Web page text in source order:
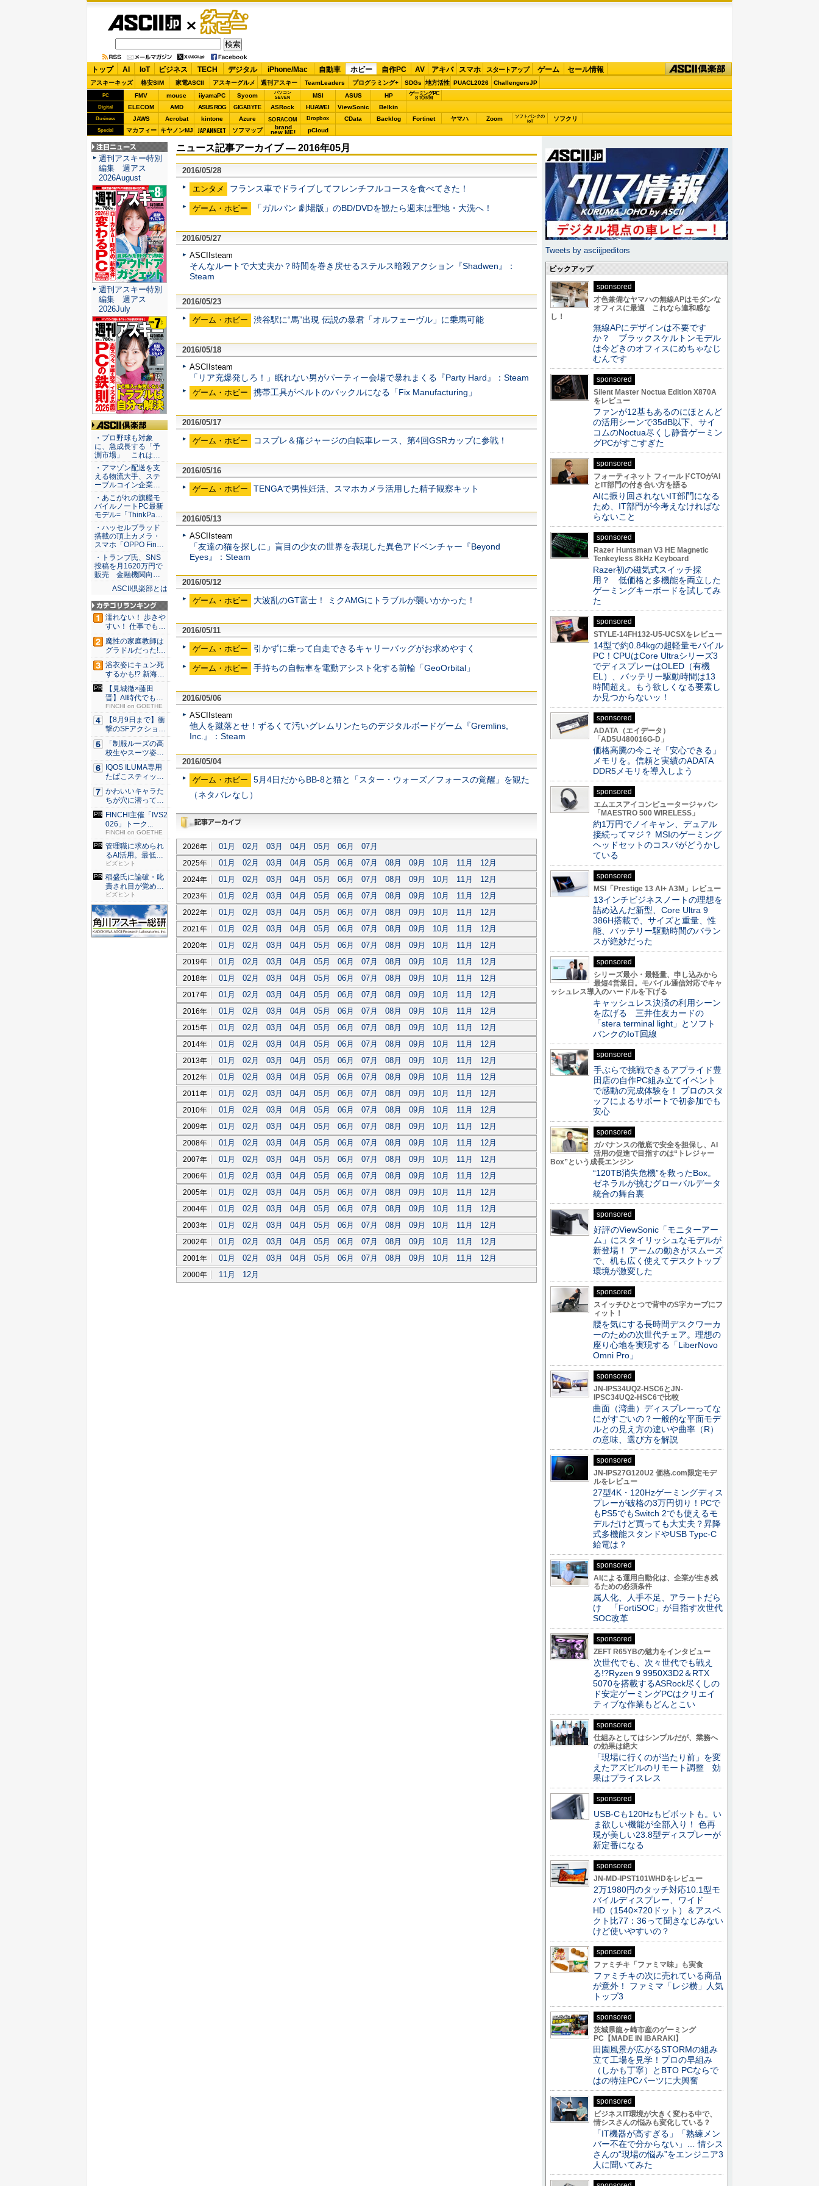
ゲーム・
ホビー
トップ AI IoT ビジネス TECH デジタル iPhone/Mac 自動車 ホビー 自作PC AV アキバ スマホ スタートアップ ゲーム セール情報
アスキーキッズ 格安SIM 家電ASCII アスキーグルメ 週刊アスキー TeamLeaders プログラミング+ SDGs 地方活性 PUACL2026 ChallengersJP
PC FMV mouse iiyamaPC Sycom
パソコン
SEVEN
MSI ASUS HP ゲーミングPC
STORM
Digital ELECOM AMD ASUS ROG GIGABYTE ASRock HUAWEI ViewSonic Belkin
Business JAWS Acrobat kintone Azure SORACOM Dropbox CData Backlog Fortinet ヤマハ Zoom
ソフトバンクの
IoT
ソフクリ
Special マカフィー キヤノンMJ JAPANNEXT ソフマップ brand
new ME! pCloud
ニュース記事アーカイブ ― 2016年05月
2016/05/28
エンタメ
フランス車でドライブしてフレンチフルコースを食べてきた！
ゲーム・ホビー 「ガルパン 劇場版」のBD/DVDを観たら週末は聖地・大洗へ！
2016/05/27
ASCIIsteam
そんなルートで大丈夫か？時間を巻き戻せるステルス暗殺アクション『Shadwen』：
Steam
2016/05/23
ゲーム・ホビー
渋谷駅に“馬”出現 伝説の暴君「オルフェーヴル」に乗馬可能
2016/05/18
ASCIIsteam
「リア充爆発しろ！」眠れない男がパーティー会場で暴れまくる『Party Hard』：Steam
ゲーム・ホビー 携帯工具がベルトのバックルになる「Fix Manufacturing」
2016/05/17
ゲーム・ホビー
コスプレ＆痛ジャージの自転車レース、第4回GSRカップに参戦！
2016/05/16
ゲーム・ホビー
TENGAで男性妊活、スマホカメラ活用した精子観察キット
2016/05/13
ASCIIsteam
「友達の猫を探しに」盲目の少女の世界を表現した異色アドベンチャー『Beyond
Eyes』：Steam
2016/05/12
ゲーム・ホビー
大波乱のGT富士！ ミクAMGにトラブルが襲いかかった！
2016/05/11
ゲーム・ホビー
引かずに乗って自走できるキャリーバッグがお求めやすく
ゲーム・ホビー 手持ちの自転車を電動アシスト化する前輪「GeoOrbital」
2016/05/06
ASCIIsteam
他人を蹴落とせ！ずるくて汚いグレムリンたちのデジタルボードゲーム『Gremlins,
Inc.』：Steam
2016/05/04
ゲーム・ホビー
5月4日だからBB-8と猫と「スター・ウォーズ／フォースの覚醒」を観た
（ネタバレなし）
過去記事アーカイブ
2026年
01月 02月 03月 04月 05月 06月 07月
2025年 01月 02月 03月 04月 05月 06月 07月 08月 09月 10月 11月 12月
2024年 01月 02月 03月 04月 05月 06月 07月 08月 09月 10月 11月 12月
2023年 01月 02月 03月 04月 05月 06月 07月 08月 09月 10月 11月 12月
2022年 01月 02月 03月 04月 05月 06月 07月 08月 09月 10月 11月 12月
2021年 01月 02月 03月 04月 05月 06月 07月 08月 09月 10月 11月 12月
2020年 01月 02月 03月 04月 05月 06月 07月 08月 09月 10月 11月 12月
2019年 01月 02月 03月 04月 05月 06月 07月 08月 09月 10月 11月 12月
2018年 01月 02月 03月 04月 05月 06月 07月 08月 09月 10月 11月 12月
2017年 01月 02月 03月 04月 05月 06月 07月 08月 09月 10月 11月 12月
2016年 01月 02月 03月 04月 05月 06月 07月 08月 09月 10月 11月 12月
2015年 01月 02月 03月 04月 05月 06月 07月 08月 09月 10月 11月 12月
2014年 01月 02月 03月 04月 05月 06月 07月 08月 09月 10月 11月 12月
2013年 01月 02月 03月 04月 05月 06月 07月 08月 09月 10月 11月 12月
2012年 01月 02月 03月 04月 05月 06月 07月 08月 09月 10月 11月 12月
2011年 01月 02月 03月 04月 05月 06月 07月 08月 09月 10月 11月 12月
2010年 01月 02月 03月 04月 05月 06月 07月 08月 09月 10月 11月 12月
2009年 01月 02月 03月 04月 05月 06月 07月 08月 09月 10月 11月 12月
2008年 01月 02月 03月 04月 05月 06月 07月 08月 09月 10月 11月 12月
2007年 01月 02月 03月 04月 05月 06月 07月 08月 09月 10月 11月 12月
2006年 01月 02月 03月 04月 05月 06月 07月 08月 09月 10月 11月 12月
2005年 01月 02月 03月 04月 05月 06月 07月 08月 09月 10月 11月 12月
2004年 01月 02月 03月 04月 05月 06月 07月 08月 09月 10月 11月 12月
2003年 01月 02月 03月 04月 05月 06月 07月 08月 09月 10月 11月 12月
2002年 01月 02月 03月 04月 05月 06月 07月 08月 09月 10月 11月 12月
2001年 01月 02月 03月 04月 05月 06月 07月 08月 09月 10月 11月 12月
2000年 11月 12月
注目ニュース
週刊アスキー特別
編集 週アス
2026August
週刊アスキー特別
編集 週アス
2026July
ASCII倶楽部
・プロ野球も対象
に、急成長する「予
測市場」 これは…
・アマゾン配送を支
える物流大手、ステ
ーブルコイン企業…
・あこがれの旗艦モ
バイルノートPC最新
モデル=「ThinkPa…
・ハッセルブラッド
搭載の頂上カメラ・
スマホ「OPPO Fin…
・トランプ氏、SNS
投稿を月1620万円で
販売 金融機関向…
ASCII倶楽部とは
濡れない！ 歩きや
すい！ 仕事でも履
ける...
魔性の家庭教師は
グラドルだった!?
村雨...
浴衣姿にキュン死
するかも!? 新海ま
きが...
【見城徹×藤田
晋】AI時代でも変
わらない...
FINCHI on GOETHE
【8月9日まで】衝
撃のSFアクション
『G...
「制服ルーズの高
校生やスーツ姿の
OLを演...
IQOS ILUMA専用
たばこスティッ
ク...
かわいいキャラた
ちが穴に潜ってひ
どい目に...
FINCHI主催「IVS2
026」トーク...
FINCHI on GOETHE
管理職に求められ
るAI活用。最低限
やるべ...
ビズヒント
稲盛氏に論破・叱
責され目が覚め
た。経営者...
ビズヒント
Tweets by asciijpeditors
ピックアップ
sponsored
才色兼備なヤマハの無線APはモダンな
オフィスに最適 これなら違和感な
し！
無線APにデザインは不要です
か？ ブラックスケルトンモデル
は今どきのオフィスにめちゃなじ
むんです
sponsored
Silent Master Noctua Edition X870A
をレビュー
ファンが12基もあるのにほとんど
の活用シーンで35dB以下、サイ
コムのNoctua尽くし静音ゲーミン
グPCがすごすぎた
sponsored
フォーティネット フィールドCTOがAI
とIT部門の付き合い方を語る
AIに振り回されないIT部門になる
ため、IT部門が今考えなければな
らないこと
sponsored
Razer Huntsman V3 HE Magnetic
Tenkeyless 8kHz Keyboard
Razer初の磁気式スイッチ採
用？ 低価格と多機能を両立した
ゲーミングキーボードを試してみ
た
sponsored
STYLE-14FH132-U5-UCSXをレビュー
14型で約0.84kgの超軽量モバイル
PC！CPUはCore Ultraシリーズ3
でディスプレーはOLED（有機
EL）、バッテリー駆動時間は13
時間超え。もう欲しくなる要素し
か見つからないッ！
sponsored
ADATA（エイデータ）
「AD5U480016G-D」
価格高騰の今こそ「安心できる」
メモリを。信頼と実績のADATA
DDR5メモリを導入しよう
sponsored
エムエスアイコンピュータージャパン
「MAESTRO 500 WIRELESS」
約1万円でノイキャン、デュアル
接続ってマジ？ MSIのゲーミング
ヘッドセットのコスパがどうかし
ている
sponsored
MSI「Prestige 13 AI+ A3M」レビュー
13インチビジネスノートの理想を
詰め込んだ新型、Core Ultra 9
386H搭載で、サイズと重量、性
能、バッテリー駆動時間のバラン
スが絶妙だった
sponsored
シリーズ最小・最軽量、申し込みから
最短4営業日。モバイル通信対応でキャ
ッシュレス導入のハードルを下げる
キャッシュレス決済の利用シーン
を広げる 三井住友カードの
「stera terminal light」とソフト
バンクのIoT回線
sponsored
手ぶらで挑戦できるアプライド豊
田店の自作PC組み立てイベント
で感動の完成体験を！ プロのスタ
ッフによるサポートで初参加でも
安心
sponsored
ガバナンスの徹底で安全を担保し、AI
活用の促進で目指すのは“トレジャー
Box”という成長エンジン
“120TB消失危機”を救ったBox。
ゼネラルが挑むグローバルデータ
統合の舞台裏
sponsored
好評のViewSonic「モニターアー
ム」にスタイリッシュなモデルが
新登場！ アームの動きがスムーズ
で、机も広く使えてデスクトップ
環境が激変した
sponsored
スイッチひとつで背中のS字カーブにフ
ィット！
腰を気にする長時間デスクワーカ
ーのための次世代チェア。理想の
座り心地を実現する「LiberNovo
Omni Pro」
sponsored
JN-IPS34UQ2-HSC6とJN-
IPSC34UQ2-HSC6で比較
曲面（湾曲）ディスプレーってな
にがすごいの？一般的な平面モデ
ルとの見え方の違いや曲率（R）
の意味、選び方を解説
sponsored
JN-IPS27G120U2 価格.com限定モデ
ルをレビュー
27型4K・120Hzゲーミングディス
プレーが破格の3万円切り！PCで
もPS5でもSwitch 2でも使えるモ
デルだけど買っても大丈夫？昇降
式多機能スタンドやUSB Typc-C
給電は？
sponsored
AIによる運用自動化は、企業が生き残
るための必須条件
属人化、人手不足、アラートだら
け 「FortiSOC」が目指す次世代
SOC改革
sponsored
ZEFT R65YBの魅力をインタビュー
次世代でも、次々世代でも戦え
る!?Ryzen 9 9950X3D2＆RTX
5070を搭載するASRock尽くしの
ド安定ゲーミングPCはクリエイ
ティブな作業もどんとこい
sponsored
仕組みとしてはシンプルだが、業務へ
の効果は絶大
「現場に行くのが当たり前」を変
えたアズビルのリモート調整 効
果はプライスレス
sponsored
USB-Cも120Hzもピボットも。い
ま欲しい機能が全部入り！ 色再
現が美しい23.8型ディスプレーが
新定番になる
sponsored
JN-MD-IPST101WHDをレビュー
2万1980円のタッチ対応10.1型モ
バイルディスプレー、ワイド
HD（1540×720ドット）＆アスペ
クト比77：36って聞きなじみない
けど使いやすいの？
sponsored
ファミチキ「ファミマ味」も実食
ファミチキの次に売れている商品
が意外！ ファミマ「レジ横」人気
トップ3
sponsored
茨城県龍ヶ崎市産のゲーミング
PC【MADE IN IBARAKI】
田園風景が広がるSTORMの組み
立て工場を見学！プロの早組み
（しかも丁寧）とBTO PCならで
はの特注PCパーツに大興奮
sponsored
ビジネスIT環境が大きく変わる中で、
情シスさんの悩みも変化している？
「IT機器が高すぎる」「熟練メン
バー不在で分からない」… 情シス
さんの“現場の悩み”をエンジニア3
人に聞いてみた